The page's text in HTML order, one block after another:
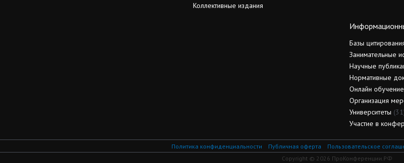
Коллективные издания
Базы
Занимательные
Научные
Нормативные
Онлайн обучение
Организация
Университеты
Участие в
Политика конфиденциальности Публичная оферта Пользовательское
Copyright © 2026 ПроКонференции.РФ